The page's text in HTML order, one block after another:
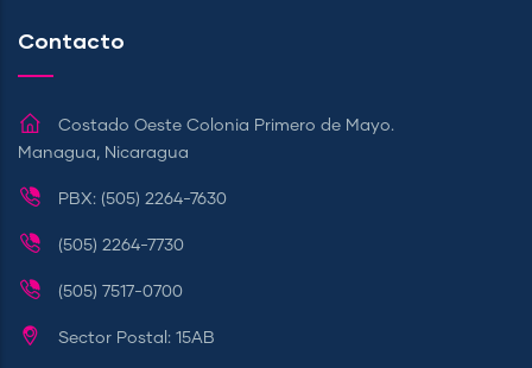
Contacto
Costado Oeste Colonia Primero de Mayo.
Managua, Nicaragua
PBX: (505) 2264-7630
(505) 2264-7730
(505) 7517-0700
Sector Postal: 15AB